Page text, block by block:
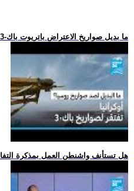
.. ما بديل صواريخ الاعتراض باتريوت باك-3 التي تفتقر إليها كييف
.. هل تستأنف واشنطن العمل بمذكرة